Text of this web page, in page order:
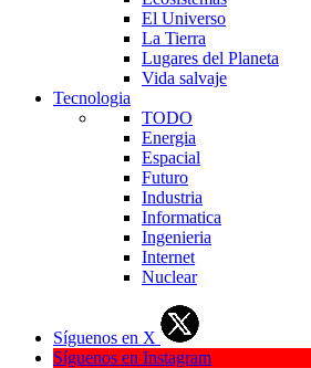
El Universo
La Tierra
Lugares del Planeta
Vida salvaje
Tecnologia
TODO
Energia
Espacial
Futuro
Industria
Informatica
Ingenieria
Internet
Nuclear
Síguenos en X
Síguenos en Instagram